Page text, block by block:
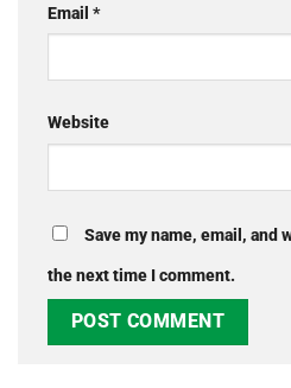
Email *
Website
Save my name, email, and
the next time I comment.